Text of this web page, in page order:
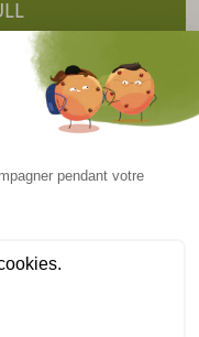
4000
Action pour le